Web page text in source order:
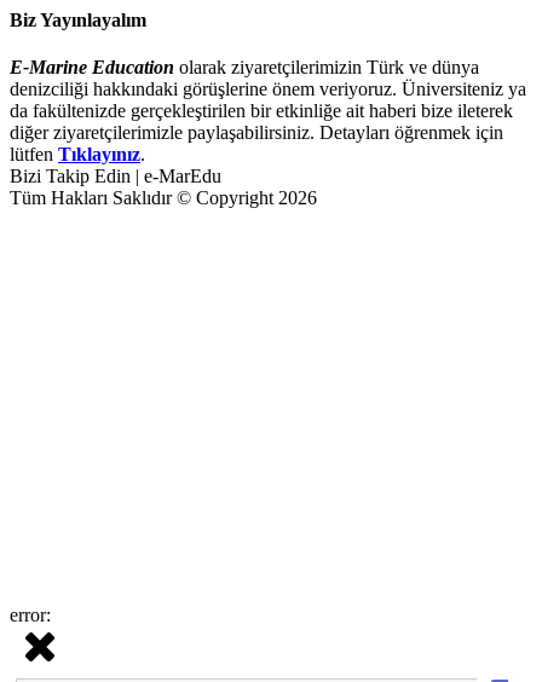
Biz Yayınlayalım
E-Marine Education olarak ziyaretçilerimizin Türk ve dünya
denizciliği hakkındaki görüşlerine önem veriyoruz. Üniversiteniz ya
da fakültenizde gerçekleştirilen bir etkinliğe ait haberi bize ileterek
diğer ziyaretçilerimizle paylaşabilirsiniz. Detayları öğrenmek için
lütfen Tıklayınız.
Bizi Takip Edin | e-MarEdu
Tüm Hakları Saklıdır © Copyright 2026
error: